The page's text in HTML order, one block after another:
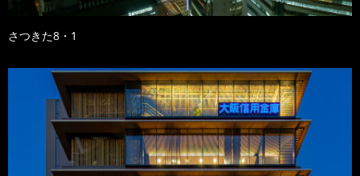
さつきた8・1